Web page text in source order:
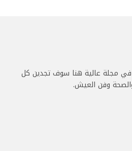
في مجلة عالية هنا سوف تجدين كل
وفن العيش.